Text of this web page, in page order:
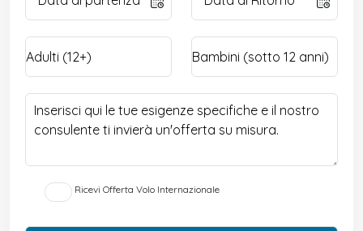
Ricevi Offerta Volo Internazionale